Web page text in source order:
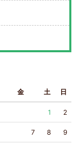
金 土 日
1 2
7 8 9